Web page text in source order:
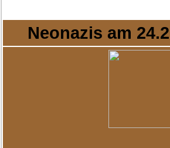
Neonazis am